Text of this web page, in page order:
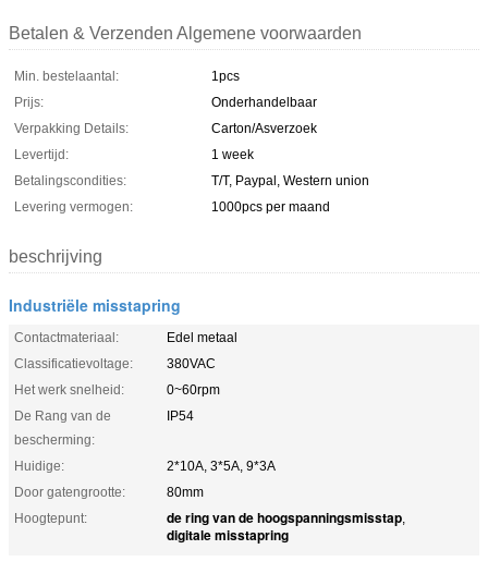
Betalen & Verzenden Algemene voorwaarden
Min. bestelaantal:
1pcs
Prijs:
Onderhandelbaar
Verpakking Details:
Carton/Asverzoek
Levertijd:
1 week
Betalingscondities:
T/T, Paypal, Western union
Levering vermogen:
1000pcs per maand
beschrijving
Industriële misstapring
Contactmateriaal:
Edel metaal
Classificatievoltage:
380VAC
Het werk snelheid:
0~60rpm
De Rang van de
bescherming:
IP54
Huidige:
2*10A, 3*5A, 9*3A
Door gatengrootte:
80mm
Hoogtepunt:
de ring van de hoogspanningsmisstap,
digitale misstapring